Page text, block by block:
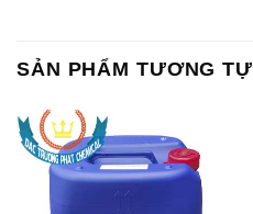
SẢN PHẨM TƯƠNG TỰ